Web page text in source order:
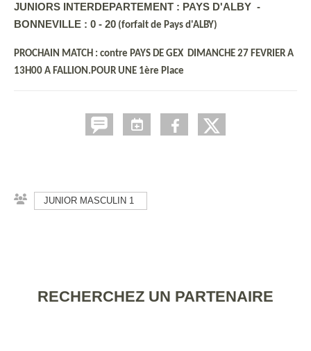
JUNIORS INTERDEPARTEMENT : PAYS D'ALBY -
BONNEVILLE : 0 - 20 (forfait de Pays d'ALBY)
PROCHAIN MATCH : contre PAYS DE GEX DIMANCHE 27 FEVRIER A
13H00 A FALLION.POUR UNE 1ère Place
JUNIOR MASCULIN 1
RECHERCHEZ UN PARTENAIRE